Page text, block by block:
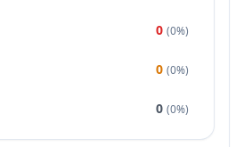
0 (0%)
0 (0%)
0 (0%)